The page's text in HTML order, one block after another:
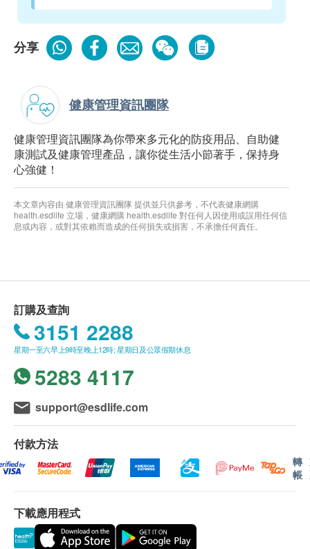
分享
健康管理資訊團隊
健康管理資訊團隊為你帶來多元化的防疫用品、自助健
康測試及健康管理產品，讓你從生活小節著手，保持身
心強健！
本文章內容由 健康管理資訊團隊 提供並只供參考，不代表健康網購
health.esdlife 立場，健康網購 health.esdlife 對任何人因使用或誤用任何信
息或內容，或對其依賴而造成的任何損失或損害，不承擔任何責任。
訂購及查詢
3151 2288
星期一至六早上9時至晚上12時; 星期日及公眾假期休息
5283 4117
support@esdlife.com
付款方法
轉
帳
下載應用程式